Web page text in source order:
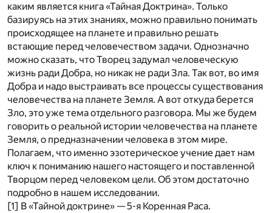
каким является книга «Тайная Доктрина». Только
базируясь на этих знаниях, можно правильно понимать
происходящее на планете и правильно решать
встающие перед человечеством задачи. Однозначно
можно сказать, что Творец задумал человеческую
жизнь ради Добра, но никак не ради Зла. Так вот, во имя
Добра и надо выстраивать все процессы существования
человечества на планете Земля. А вот откуда берется
Зло, это уже тема отдельного разговора. Мы же будем
говорить о реальной истории человечества на планете
Земля, о предназначении человека в этом мире.
Полагаем, что именно эзотерическое учение дает нам
ключ к пониманию нашего настоящего и поставленной
Творцом перед человеком цели. Об этом достаточно
подробно в нашем исследовании.
[1] В «Тайной доктрине» — 5-я Коренная Раса.